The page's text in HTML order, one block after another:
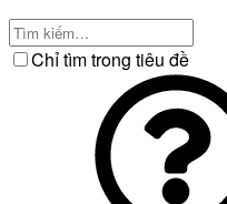
Chỉ tìm trong tiêu đề